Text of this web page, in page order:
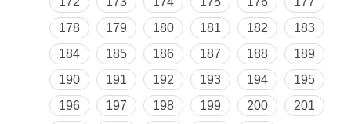
178
179 180 181 182
183
184
185 186 187 188
189
190
191 192 193 194
195
196
197 198 199 200
201